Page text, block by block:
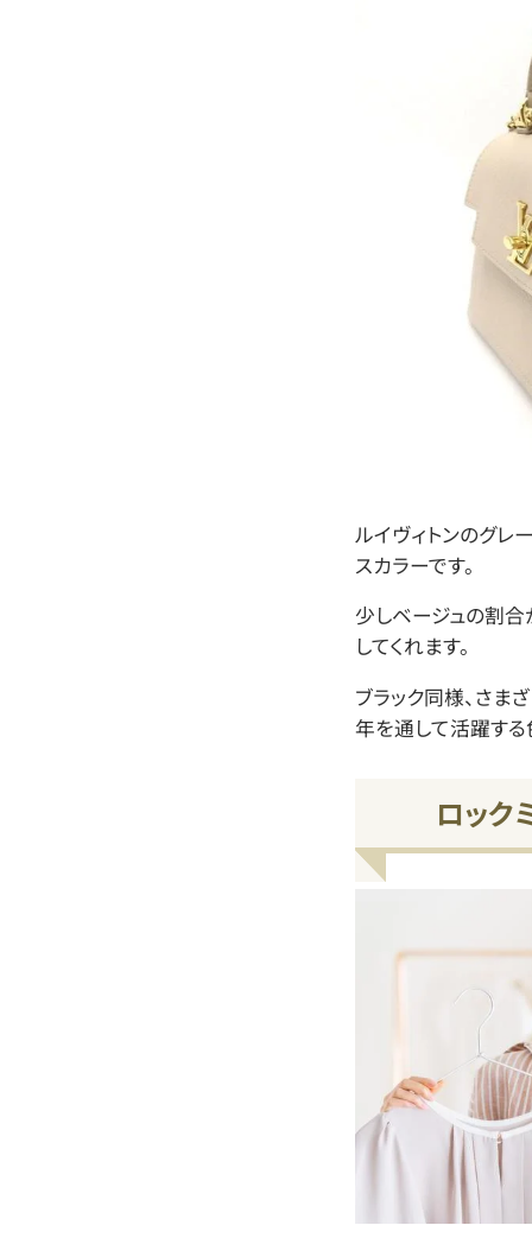
ルイヴィトンのグレ
スカラーです。
少しベージュの割合
してくれます。
ブラック同様、さま
年を通して活躍する
ロック